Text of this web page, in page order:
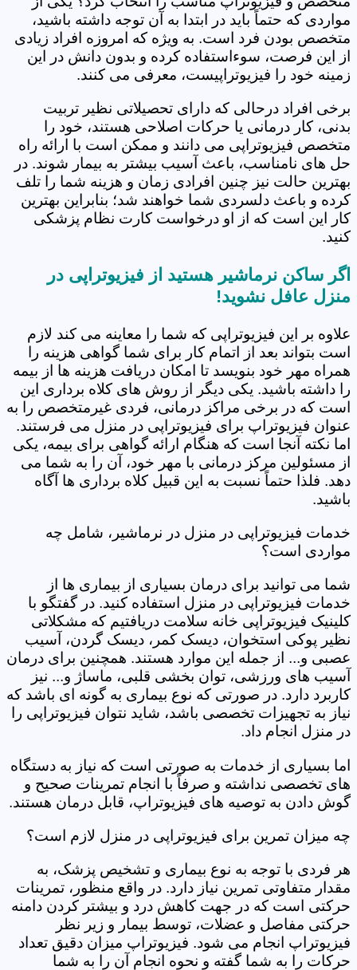
مواردی که حتماً باید در ابتدا به آن توجه داشته باشید،
متخصص بودن فرد است. به ویژه که امروزه افراد زیادی
از این فرصت، سوءاستفاده کرده و بدون دانش در این
زمینه خود را فیزیوتراپیست، معرفی می کنند.
برخی افراد درحالی که دارای تحصیلاتی نظیر تربیت
بدنی، کار درمانی یا حرکات اصلاحی هستند، خود را
متخصص فیزیوتراپی می دانند و ممکن است با ارائه راه
حل های نامناسب، باعث آسیب بیشتر به بیمار شوند. در
بهترین حالت نیز چنین افرادی زمان و هزینه شما را تلف
کرده و باعث دلسردی شما خواهند شد؛ بنابراین بهترین
کار این است که از او درخواست کارت نظام پزشکی
کنید.
اگر ساکن نرماشیر هستید از فیزیوتراپی در
منزل عافل نشوید!
علاوه بر این فیزیوتراپی که شما را معاینه می کند لازم
است بتواند بعد از اتمام کار برای شما گواهی هزینه را
همراه مهر خود بنویسد تا امکان دریافت هزینه ها از بیمه
را داشته باشید. یکی دیگر از روش های کلاه برداری این
است که در برخی مراکز درمانی، فردی غیرمتخصص را به
عنوان فیزیوتراپ برای فیزیوتراپی در منزل می فرستند.
اما نکته آنجا است که هنگام ارائه گواهی برای بیمه، یکی
از مسئولین مرکز درمانی با مهر خود، آن را به شما می
دهد. فلذا حتماً نسبت به این قبیل کلاه برداری ها آگاه
باشید.
خدمات فیزیوتراپی در منزل در نرماشیر، شامل چه
مواردی است؟
شما می توانید برای درمان بسیاری از بیماری ها از
خدمات فیزیوتراپی در منزل استفاده کنید. در گفتگو با
کلینیک فیزیوتراپی خانه سلامت دریافتیم که مشکلاتی
نظیر پوکی استخوان، دیسک کمر، دیسک گردن، آسیب
عصبی و... از جمله این موارد هستند. همچنین برای درمان
آسیب های ورزشی، توان بخشی قلبی، ماساژ و... نیز
کاربرد دارد. در صورتی که نوع بیماری به گونه ای باشد که
نیاز به تجهیزات تخصصی باشد، شاید نتوان فیزیوتراپی را
در منزل انجام داد.
اما بسیاری از خدمات به صورتی است که نیاز به دستگاه
های تخصصی نداشته و صرفاً با انجام تمرینات صحیح و
گوش دادن به توصیه های فیزیوتراپ، قابل درمان هستند.
چه میزان تمرین برای فیزیوتراپی در منزل لازم است؟
هر فردی با توجه به نوع بیماری و تشخیص پزشک، به
مقدار متفاوتی تمرین نیاز دارد. در واقع منظور، تمرینات
حرکتی است که در جهت کاهش درد و بیشتر کردن دامنه
حرکتی مفاصل و عضلات، توسط بیمار و زیر نظر
فیزیوتراپ انجام می شود. فیزیوتراپ میزان دقیق تعداد
حرکات را به شما گفته و نحوه انجام آن را به شما